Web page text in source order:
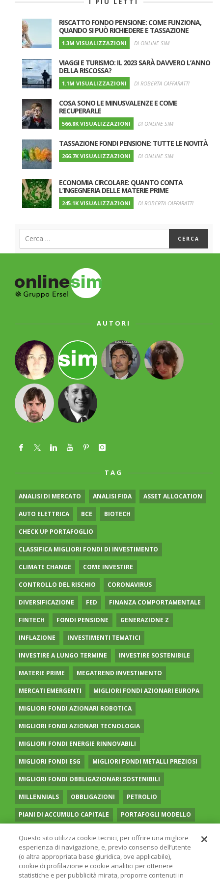
RISCATTO FONDO PENSIONE: COME FUNZIONA,
QUANDO SI PUÒ RICHIEDERE E TASSAZIONE
1.3M VISUALIZZAZIONI DI ONLINE SIM
VIAGGI E TURISMO: IL 2023 SARÀ DAVVERO L’ANNO
DELLA RISCOSSA?
1.1M VISUALIZZAZIONI DI ROBERTA CAFFARATTI
COSA SONO LE MINUSVALENZE E COME
RECUPERARLE
566.8K VISUALIZZAZIONI DI ONLINE SIM
TASSAZIONE FONDI PENSIONE: TUTTE LE NOVITÀ
266.7K VISUALIZZAZIONI DI ONLINE SIM
ECONOMIA CIRCOLARE: QUANTO CONTA
L’INGEGNERIA DELLE MATERIE PRIME
245.1K VISUALIZZAZIONI DI ROBERTA CAFFARATTI
AUTORI
TAG
ANALISI DI MERCATO ANALISI FIDA ASSET ALLOCATION
AUTO ELETTRICA BCE BIOTECH
CHECK UP PORTAFOGLIO
CLASSIFICA MIGLIORI FONDI DI INVESTIMENTO
CLIMATE CHANGE COME INVESTIRE
CONTROLLO DEL RISCHIO CORONAVIRUS
DIVERSIFICAZIONE FED FINANZA COMPORTAMENTALE
FINTECH FONDI PENSIONE GENERAZIONE Z
INFLAZIONE INVESTIMENTI TEMATICI
INVESTIRE A LUNGO TERMINE INVESTIRE SOSTENIBILE
MATERIE PRIME MEGATREND INVESTIMENTO
MERCATI EMERGENTI MIGLIORI FONDI AZIONARI EUROPA
MIGLIORI FONDI AZIONARI ROBOTICA
MIGLIORI FONDI AZIONARI TECNOLOGIA
MIGLIORI FONDI ENERGIE RINNOVABILI
MIGLIORI FONDI ESG MIGLIORI FONDI METALLI PREZIOSI
MIGLIORI FONDI OBBLIGAZIONARI SOSTENIBILI
MILLENNIALS OBBLIGAZIONI PETROLIO
PIANI DI ACCUMULO CAPITALE PORTAFOGLI MODELLO
RISPARMIO GESTITO SOCIAL MEDIA STILE VALUE
TASSI UGUAGLIANZA DI GENERE VOLATILITÀ
Questo sito utilizza cookie tecnici, per offrire una migliore
esperienza di navigazione, e, previo consenso dell’utente
(o altra appropriata base giuridica, ove applicabile),
cookie di profilazione e cookie analitici per ottenere
statistiche e per pubblicità mirata, proporre contenuti in